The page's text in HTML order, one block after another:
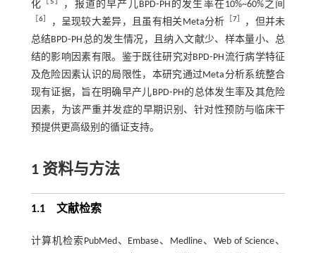
化 5 ，报道的早产儿BPD⁃PH的发生率在10%~60%之间
6］ ，呈现较大差异，且虽有相关Meta分析 7］
，但并未
总结BPD⁃PH总的发生情况，且纳入文献少、样本量小、总
结的影响因素有限。鉴于既往研究对BPD⁃PH流行病学特征
及危险因素认识的局限性，本研究通过Meta分析系统整合
现有证据，旨在明确早产儿BPD⁃PH的总体发生率及其危险
因素，为该严重并发症的早期识别、针对性预防与临床干
预提供更高级别的循证支持。
1 资料与方法
1.1 文献检索
计算机检索PubMed、Embase、Medline、Web of Science、